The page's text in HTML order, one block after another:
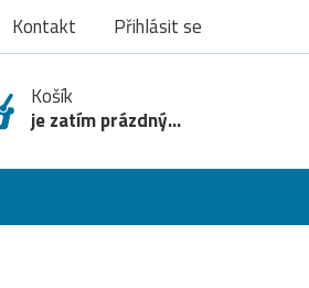
Kontakt Přihlásit se
Košík
je zatím prázdný...